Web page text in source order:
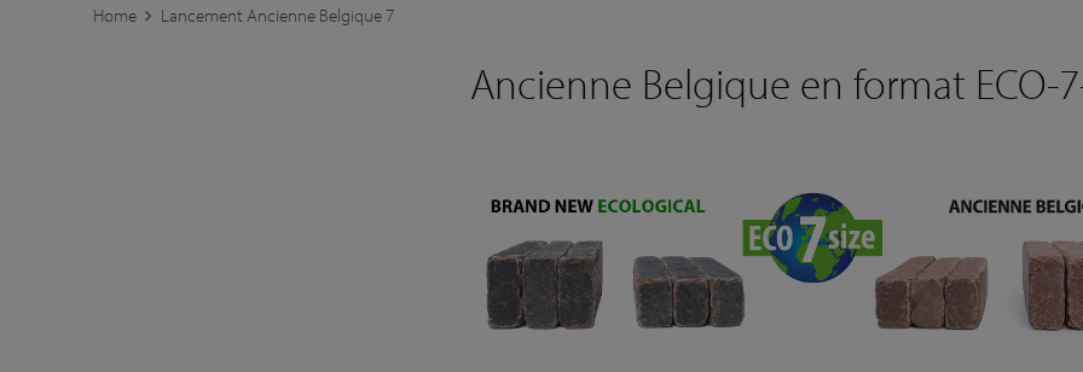
Home Lancement Ancienne Belgique 7
Ancienne Belgique en format ECO-